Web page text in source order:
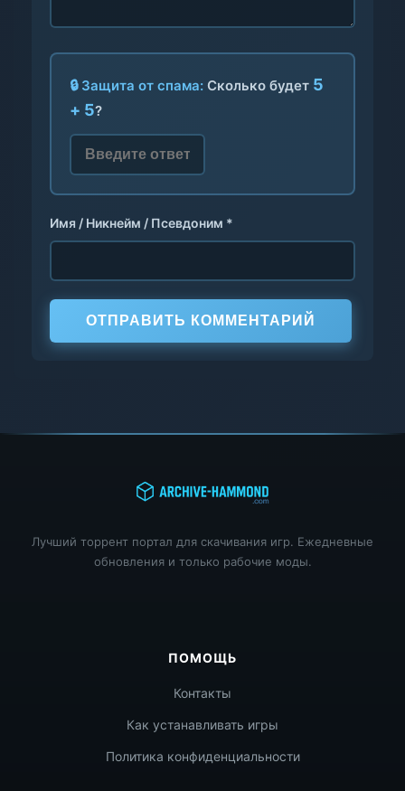
🔒 Защита от спама: Сколько будет 5
+ 5?
Имя / Никнейм / Псевдоним *
ОТПРАВИТЬ КОММЕНТАРИЙ
Лучший торрент портал для скачивания игр. Ежедневные
обновления и только рабочие моды.
ПОМОЩЬ
Контакты
Как устанавливать игры
Политика конфиденциальности